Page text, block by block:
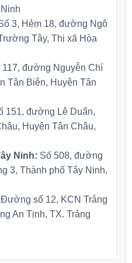
3, Hẻm 18, đường Ngô
Tây, Thị xã Hòa
117, đường Nguyễn Chí
Tân Biên, Huyện Tân
151, đường Lê Duẩn,
Huyện Tân Châu,
Ninh: Số 508, đường
3, Thành phố Tây Ninh,
Đường số 12, KCN Trảng
An Tịnh, TX. Trảng